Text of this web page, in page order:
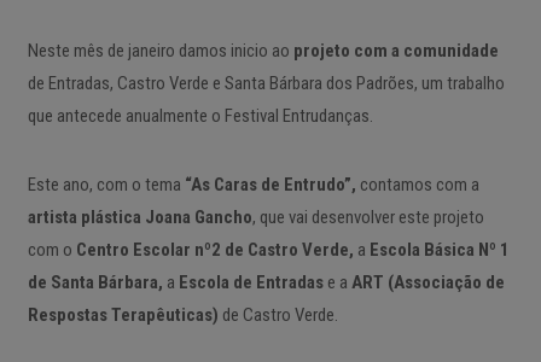
Neste mês de janeiro damos inicio ao projeto com a comunidade
de Entradas, Castro Verde e Santa Bárbara dos Padrões, um trabalho
que antecede anualmente o Festival Entrudanças.
Este ano, com o tema “As Caras de Entrudo”, contamos com a
artista plástica Joana Gancho, que vai desenvolver este projeto
com o Centro Escolar nº2 de Castro Verde, a Escola Básica Nº 1
de Santa Bárbara, a Escola de Entradas e a ART (Associação de
Respostas Terapêuticas) de Castro Verde.